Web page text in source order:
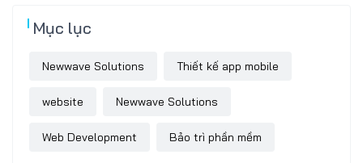
Mục lục
Newwave Solutions Thiết kế app mobile
website Newwave Solutions
Web Development Bảo trì phần mềm